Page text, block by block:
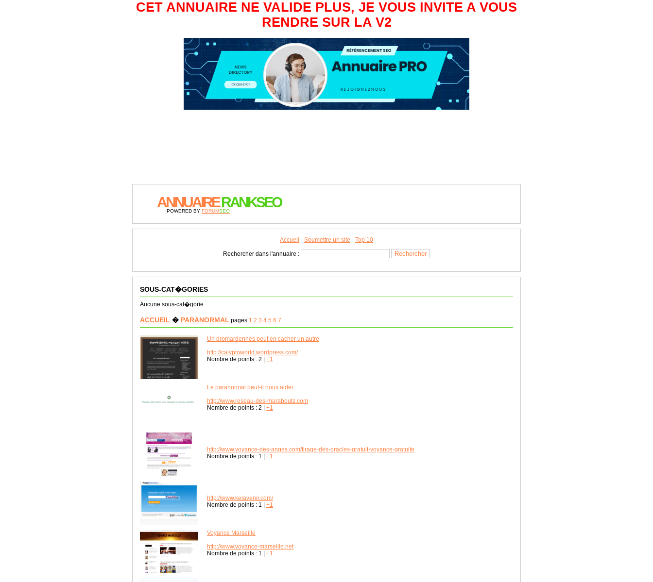
CET ANNUAIRE NE VALIDE PLUS, JE VOUS INVITE A VOUS
RENDRE SUR LA V2
ANNUAIRERANKSEO
POWERED BY FORUMSEO
Accueil - Soumettre un site - Top 10
Rechercher dans l'annuaire :
SOUS-CAT�GORIES
Aucune sous-cat�gorie.
ACCUEIL � PARANORMAL pages 1 2 3 4 5 6 7
Un dromardennes peut en cacher un autre
http://calyptoworld.wordpress.com/
Nombre de points : 2 +1
Le paranormal peut-il nous aider...
http://www.reseau-des-marabouts.com
Nombre de points : 2 +1
http://www.voyance-des-anges.com/tirage-des-oracles-gratuit-voyance-gratuite
Nombre de points : 1 +1
http://www.kelavenir.com/
Nombre de points : 1 +1
Voyance Marseille
http://www.voyance-marseille.net
Nombre de points : 1 +1